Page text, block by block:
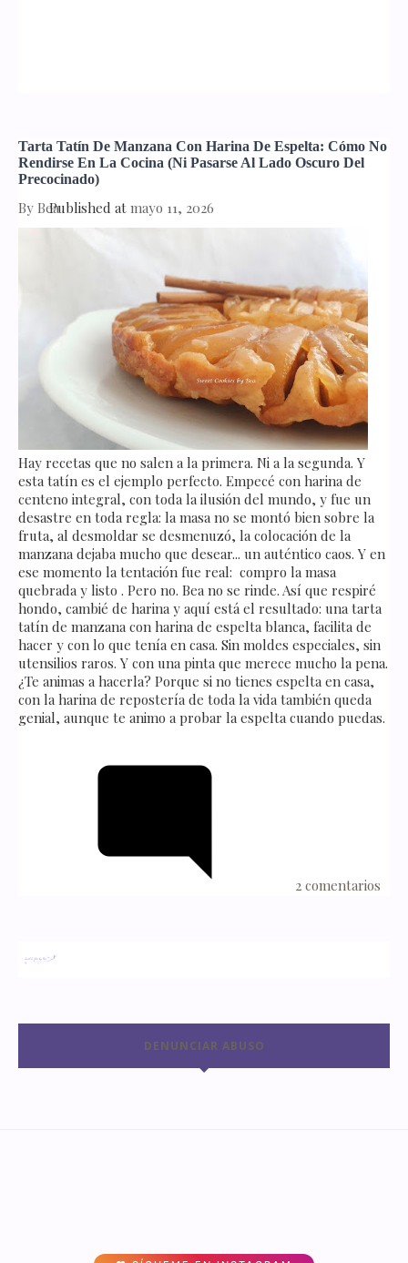
Tarta Tatín De Manzana Con Harina De Espelta: Cómo No
Rendirse En La Cocina (ni Pasarse Al Lado Oscuro Del
Precocinado)
By BeaPublished at mayo 11, 2026
Hay recetas que no salen a la primera. Ni a la segunda. Y
esta tatín es el ejemplo perfecto. Empecé con harina de
centeno integral, con toda la ilusión del mundo, y fue un
desastre en toda regla: la masa no se montó bien sobre la
fruta, al desmoldar se desmenuzó, la colocación de la
manzana dejaba mucho que desear... un auténtico caos. Y en
ese momento la tentación fue real: compro la masa
quebrada y listo . Pero no. Bea no se rinde. Así que respiré
hondo, cambié de harina y aquí está el resultado: una tarta
tatín de manzana con harina de espelta blanca, facilita de
hacer y con lo que tenía en casa. Sin moldes especiales, sin
utensilios raros. Y con una pinta que merece mucho la pena.
¿Te animas a hacerla? Porque si no tienes espelta en casa,
con la harina de repostería de toda la vida también queda
genial, aunque te animo a probar la espelta cuando puedas.
2 comentarios
DENUNCIAR ABUSO